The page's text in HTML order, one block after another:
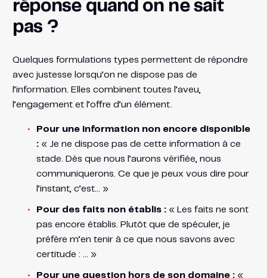
réponse quand on ne sait
pas ?
Quelques formulations types permettent de répondre
avec justesse lorsqu’on ne dispose pas de
l’information. Elles combinent toutes l’aveu,
l’engagement et l’offre d’un élément.
Pour une information non encore disponible
:« Je ne dispose pas de cette information à ce
stade. Dès que nous l’aurons vérifiée, nous
communiquerons. Ce que je peux vous dire pour
l’instant, c’est… »
Pour des faits non établis :« Les faits ne sont
pas encore établis. Plutôt que de spéculer, je
préfère m’en tenir à ce que nous savons avec
certitude : … »
Pour une question hors de son domaine :«